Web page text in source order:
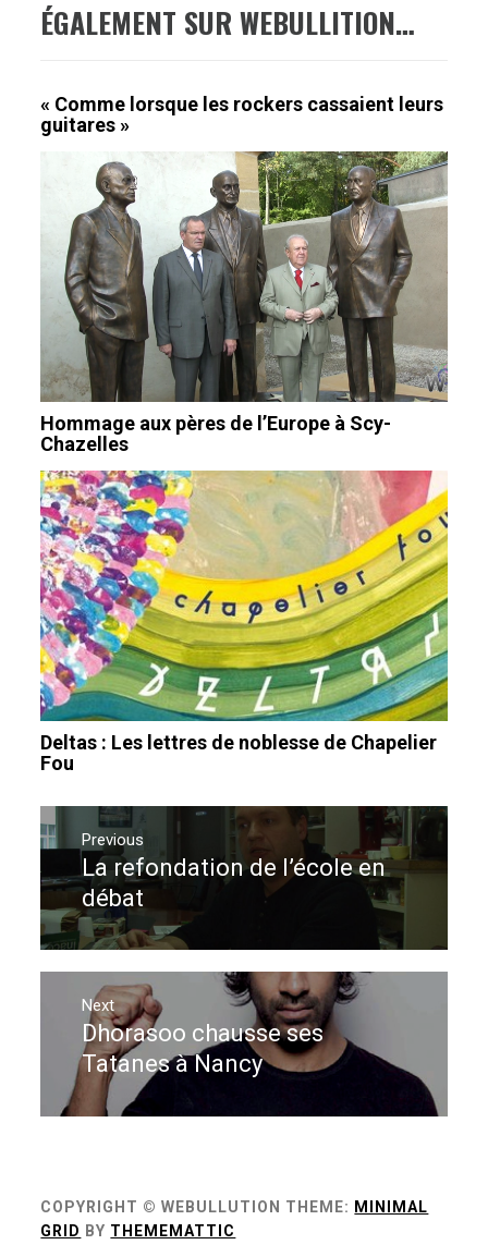
ÉGALEMENT SUR WEBULLITION…
« Comme lorsque les rockers cassaient leurs
guitares »
Hommage aux pères de l’Europe à Scy-
Chazelles
Deltas : Les lettres de noblesse de Chapelier
Fou
Navigation
de
l’article
Previous
Previous
post:
La refondation de l’école en
débat
Next
Next
post:
Dhorasoo chausse ses
Tatanes à Nancy
COPYRIGHT © WEBULLUTION THEME: MINIMAL
GRID BY THEMEMATTIC